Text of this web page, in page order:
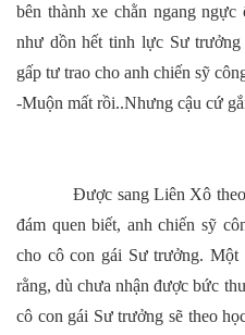
bên thành xe chằn ngang
như dồn hết tinh lực Sư
gấp tư trao cho anh chiến sỹ
-Muộn mất rồi..Nhưng cậu cứ
Được sang Liên Xô theo
đám quen biết, anh chiến sỹ
cho cô con gái Sư trưởng.
rằng, dù chưa nhận được bức
cô con gái Sư trưởng sẽ theo